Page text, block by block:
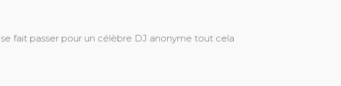
fait passer pour un célèbre DJ anonyme tout cela